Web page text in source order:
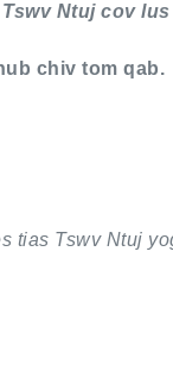
Ntuj cov
chiv tom qab.
tias Tswv Ntuj